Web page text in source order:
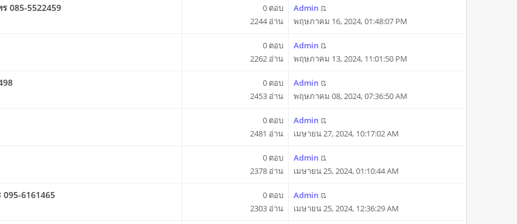
085-5522459
0 ตอบ
2244 อ่าน
Admin
พฤษภาคม 16, 2024, 01:48:07 PM
0 ตอบ
2262 อ่าน
Admin
พฤษภาคม 13, 2024, 11:01:50 PM
0 ตอบ
2453 อ่าน
Admin
พฤษภาคม 08, 2024, 07:36:50 AM
0 ตอบ
2481 อ่าน
Admin
เมษายน 27, 2024, 10:17:02 AM
0 ตอบ
2378 อ่าน
Admin
เมษายน 25, 2024, 01:10:44 AM
6161465
0 ตอบ
2303 อ่าน
Admin
เมษายน 25, 2024, 12:36:29 AM